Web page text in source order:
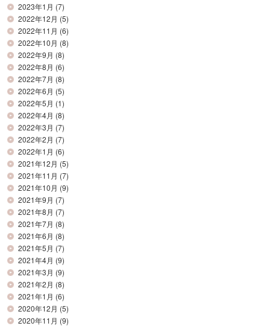
2023年1月 (7)
2022年12月 (5)
2022年11月 (6)
2022年10月 (8)
2022年9月 (8)
2022年8月 (6)
2022年7月 (8)
2022年6月 (5)
2022年5月 (1)
2022年4月 (8)
2022年3月 (7)
2022年2月 (7)
2022年1月 (6)
2021年12月 (5)
2021年11月 (7)
2021年10月 (9)
2021年9月 (7)
2021年8月 (7)
2021年7月 (8)
2021年6月 (8)
2021年5月 (7)
2021年4月 (9)
2021年3月 (9)
2021年2月 (8)
2021年1月 (6)
2020年12月 (5)
2020年11月 (9)